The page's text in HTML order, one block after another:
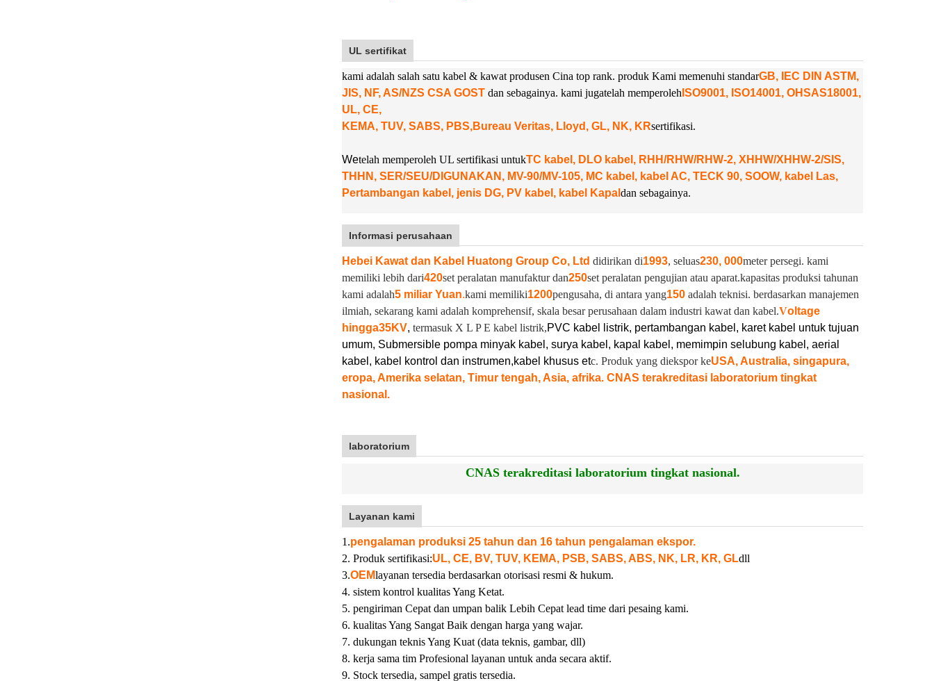
UL sertifikat
kami adalah salah satu kabel & kawat produsen Cina top rank. produk Kami memenuhi standarGB, IEC DIN ASTM,
JIS, NF, AS/NZS CSA GOST dan sebagainya. kami jugatelah memperoleh ISO9001, ISO14001, OHSAS18001,
UL, CE,
KEMA, TUV, SABS, PBS,Bureau Veritas, Lloyd, GL, NK, KRsertifikasi.
Wetelah memperoleh UL sertifikasi untukTC kabel, DLO kabel, RHH/RHW/RHW-2, XHHW/XHHW-2/SIS,
THHN, SER/SEU/DIGUNAKAN, MV-90/MV-105, MC kabel, kabel AC, TECK 90, SOOW, kabel Las,
Pertambangan kabel, jenis DG, PV kabel, kabel Kapal dan sebagainya.
Informasi perusahaan
Hebei Kawat dan Kabel Huatong Group Co, Ltd didirikan di1993, seluas230, 000meter persegi. kami
memiliki lebih dari420set peralatan manufaktur dan250set peralatan pengujian atau aparat.kapasitas produksi tahunan
kami adalah5 miliar Yuan.kami memiliki1200pengusaha, di antara yang150 adalah teknisi. berdasarkan manajemen
ilmiah, sekarang kami adalah komprehensif, skala besar perusahaan dalam industri kawat dan kabel.Voltage
hingga35KV, termasuk X L P E kabel listrik,PVC kabel listrik, pertambangan kabel, karet kabel untuk tujuan
umum, Submersible pompa minyak kabel, surya kabel, kapal kabel, memimpin selubung kabel, aerial
kabel, kabel kontrol dan instrumen,kabel khusus etc. Produk yang diekspor keUSA, Australia, singapura,
eropa, Amerika selatan, Timur tengah, Asia, afrika. CNAS terakreditasi laboratorium tingkat
nasional.
laboratorium
CNAS terakreditasi laboratorium tingkat nasional.
Layanan kami
1.pengalaman produksi 25 tahun dan 16 tahun pengalaman ekspor.
2. Produk sertifikasi:UL, CE, BV, TUV, KEMA, PSB, SABS, ABS, NK, LR, KR, GLdll
3.OEMlayanan tersedia berdasarkan otorisasi resmi & hukum.
4. sistem kontrol kualitas Yang Ketat.
5. pengiriman Cepat dan umpan balik Lebih Cepat lead time dari pesaing kami.
6. kualitas Yang Sangat Baik dengan harga yang wajar.
7. dukungan teknis Yang Kuat (data teknis, gambar, dll)
8. kerja sama tim Profesional layanan untuk anda secara aktif.
9. Stock tersedia, sampel gratis tersedia.